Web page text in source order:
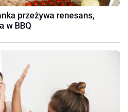
przeżywa renesans,
w BBQ